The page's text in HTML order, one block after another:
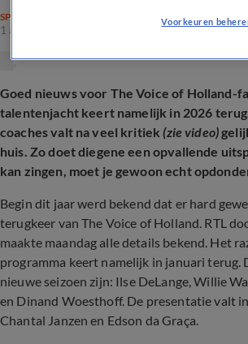
SPRAAKMAKEND
1 apr 2025, 17:32
Goed nieuws voor The Voice of Holland-
talentenjacht keert namelijk in 2026
coaches valt na veel kritiek (zie video)
huis. Zo doet diegene een opvallende
kan zingen, moet je gewoon echt
Begin dit jaar werd bekend dat er hard
terugkeer van The Voice of Holland. RTL
maakte maandag alle details bekend. Het
programma keert namelijk in januari terug.
nieuwe seizoen zijn: Ilse DeLange, Willie
en Dinand Woesthoff. De presentatie valt
Chantal Janzen en Edson da Graça.
Voorkeuren